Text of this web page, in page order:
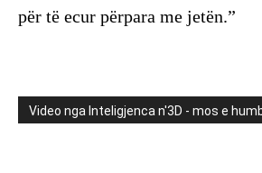
për të ecur përpara me jetën.”
Video nga Inteligjenca n'3D - mos e